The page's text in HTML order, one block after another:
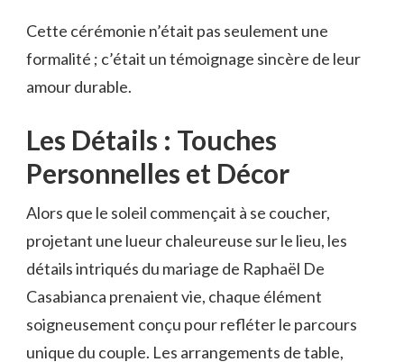
Cette cérémonie n’était pas seulement une
formalité ; c’était un témoignage sincère de leur
amour durable.
Les Détails : Touches
Personnelles et Décor
Alors que le soleil commençait à se coucher,
projetant une lueur chaleureuse sur le lieu, les
détails intriqués du mariage de Raphaël De
Casabianca prenaient vie, chaque élément
soigneusement conçu pour refléter le parcours
unique du couple. Les arrangements de table,